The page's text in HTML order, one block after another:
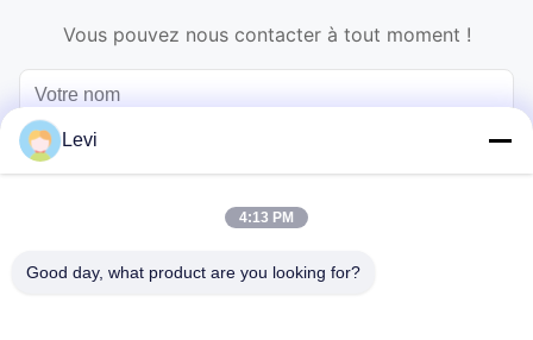
Vous pouvez nous contacter à tout moment !
Levi
4:13 PM
Good day, what product are you looking for?